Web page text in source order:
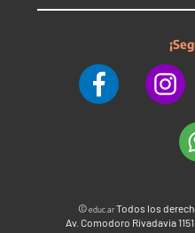
©educ.arTodos los
Av. Comodoro Rivadavia